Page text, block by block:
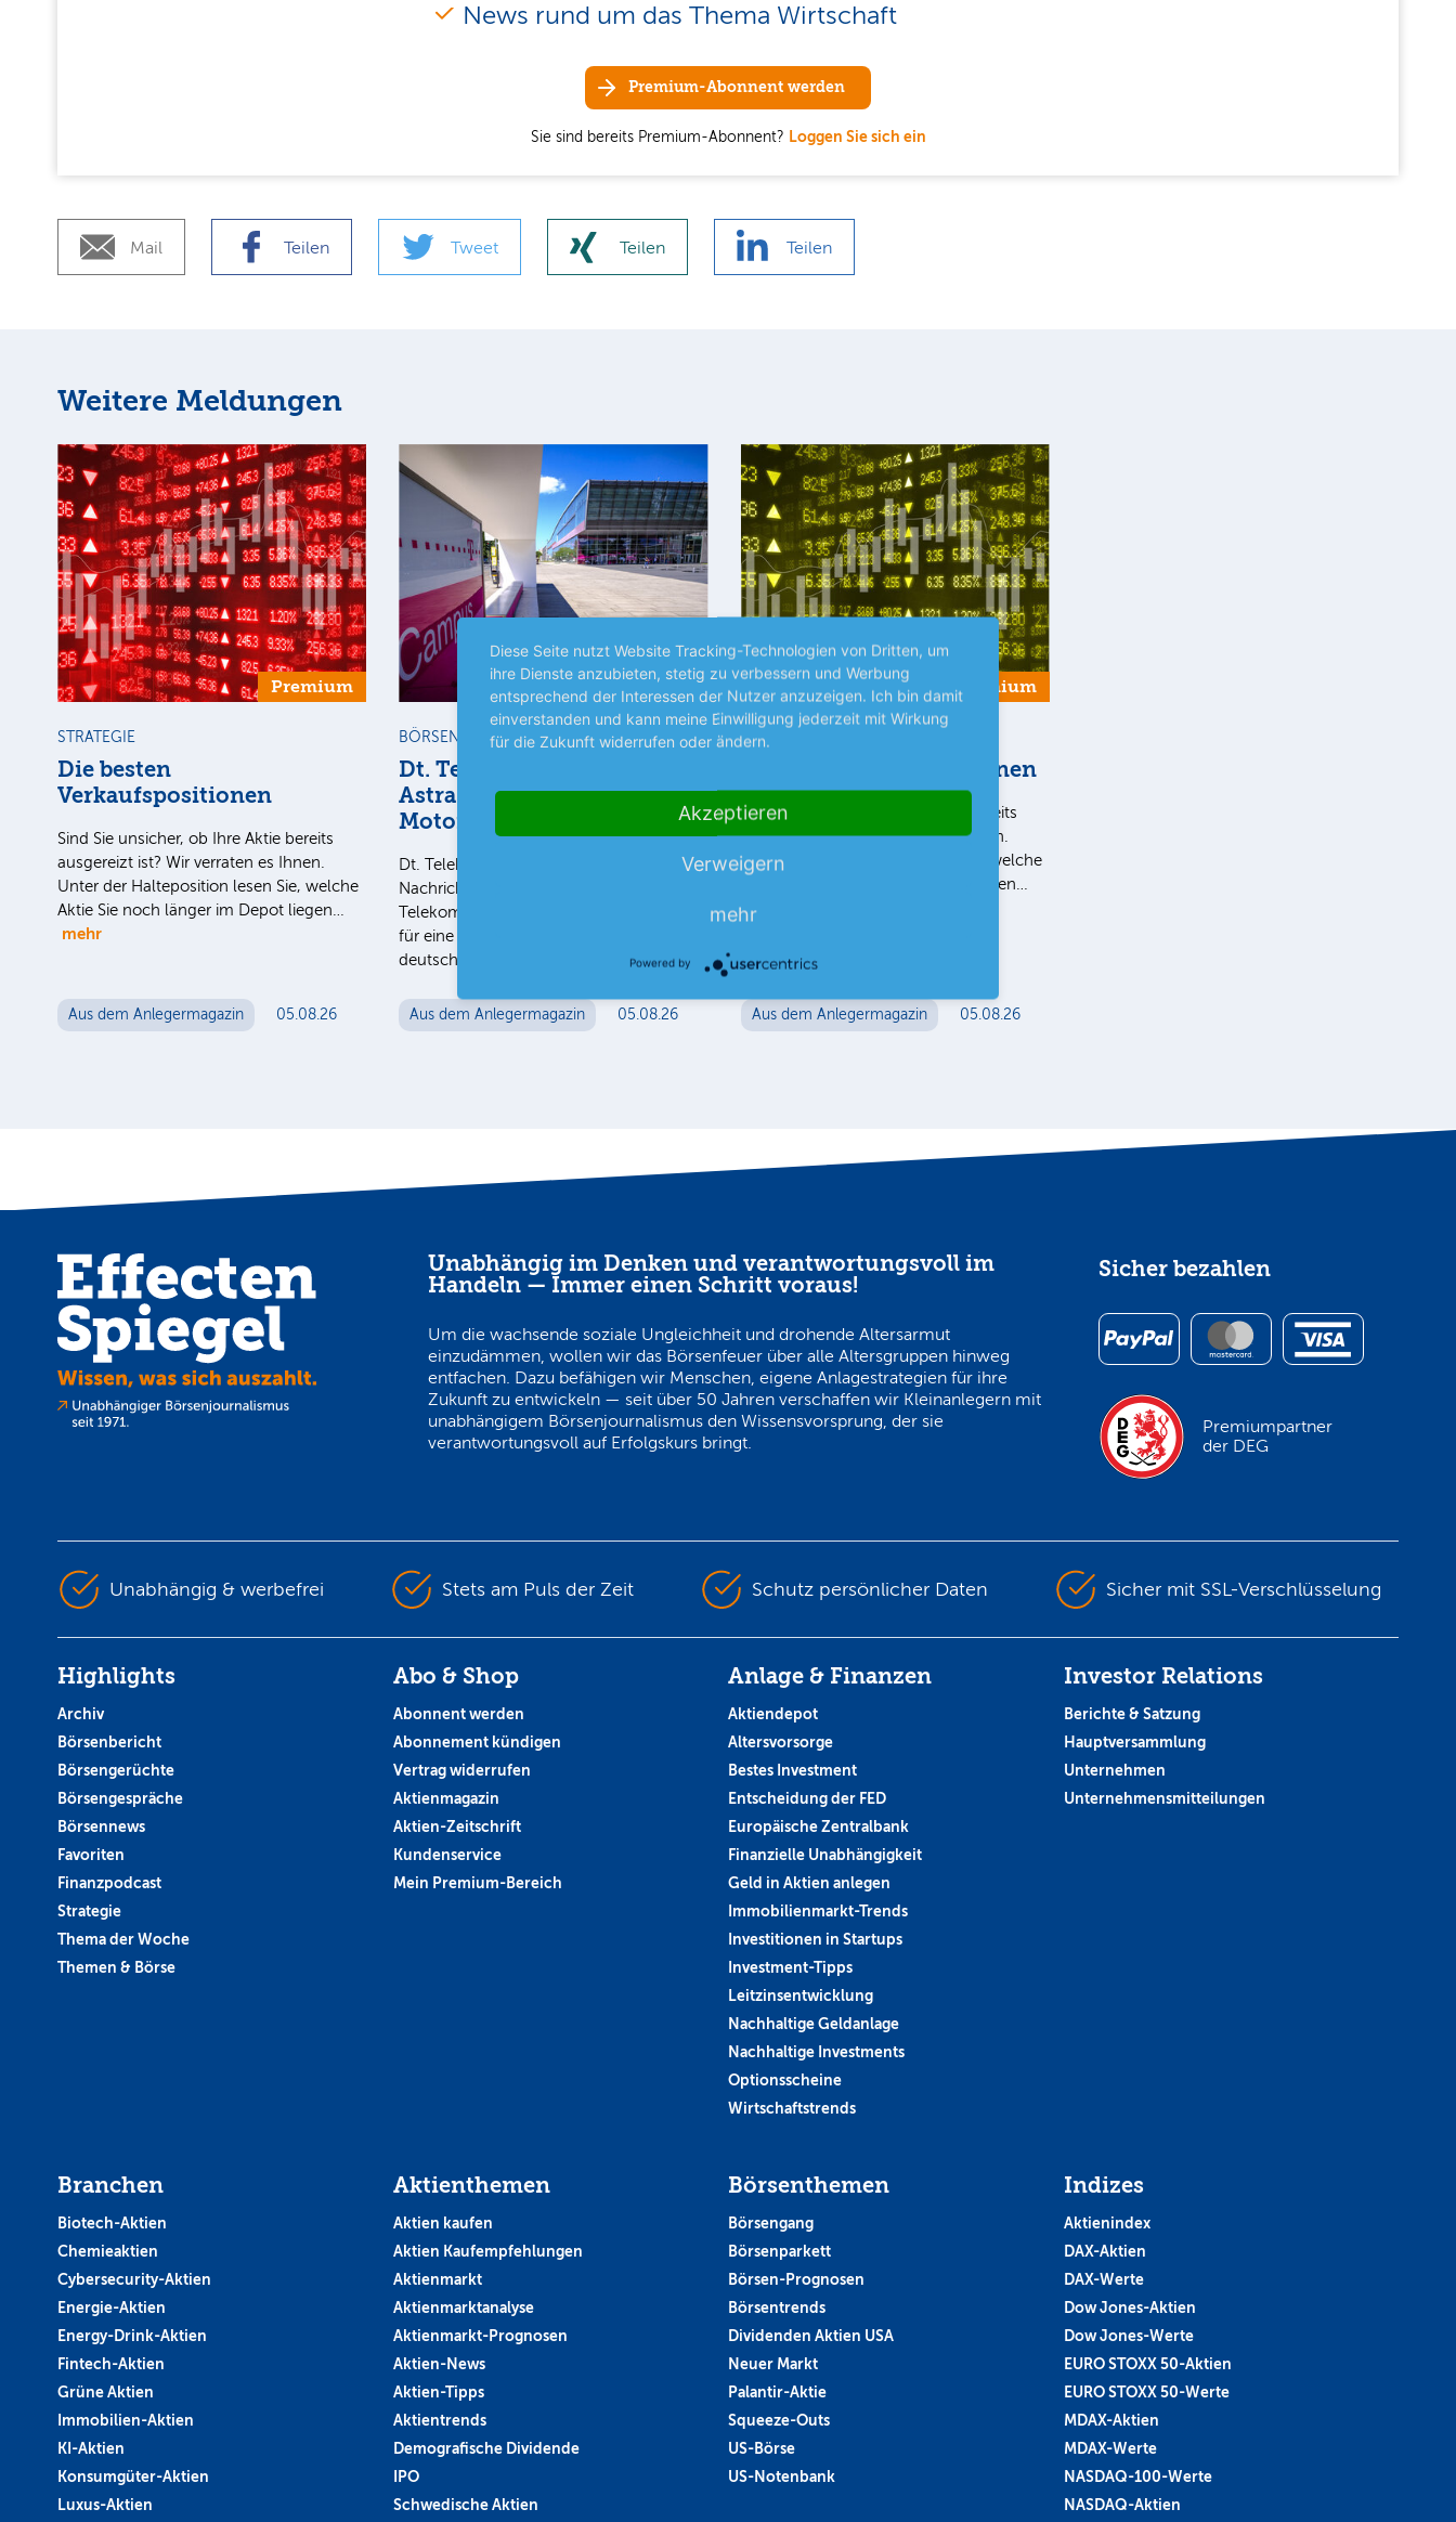
News rund um das Thema Wirtschaft
Premium-Abonnent werden
Sie sind bereits Premium-Abonnent? Loggen Sie sich ein
Mail Teilen Tweet Teilen Teilen
Weitere Meldungen
Premium
STRATEGIE
Die besten
Verkaufspositionen
Sind Sie unsicher, ob Ihre Aktie bereits
ausgereizt ist? Wir verraten es Ihnen.
Unter der Halteposition lesen Sie, welche
Aktie Sie noch länger im Depot liegen…
mehr
Aus dem Anlegermagazin 05.08.26
Premium
BÖRSENGERÜCHTE
Dt. Telekom +++
AstraZeneca +++ Steyr
Motors
Dt. Telekom Laut dem US-
Nachrichtenportals Semafor, soll die US-
Telekom-Tochter T-Mobile US die Pläne
für eine mögliche Fusion mit der
deutschen Mutter nicht…
mehr
Aus dem Anlegermagazin 05.08.26
Premium
STRATEGIE
Die besten Haltepositionen
Sind Sie unsicher, ob Ihre Aktie bereits
ausgereizt ist? Wir verraten es Ihnen.
Unter der Halteposition lesen Sie, welche
Aktie Sie noch länger im Depot liegen…
mehr
Aus dem Anlegermagazin 05.08.26
Unabhängig im Denken und verantwortungsvoll im
Handeln — Immer einen Schritt voraus!
Um die wachsende soziale Ungleichheit und drohende Altersarmut
einzudämmen, wollen wir das Börsenfeuer über alle Altersgruppen hinweg
entfachen. Dazu befähigen wir Menschen, eigene Anlagestrategien für ihre
Zukunft zu entwickeln — seit über 50 Jahren verschaffen wir Kleinanlegern mit
unabhängigem Börsenjournalismus den Wissensvorsprung, der sie
verantwortungsvoll auf Erfolgskurs bringt.
Sicher bezahlen
Premiumpartner
der DEG
Unabhängig & werbefrei Stets am Puls der Zeit Schutz persönlicher Daten Sicher mit SSL-Verschlüsselung
Highlights
Archiv
Börsenbericht
Börsengerüchte
Börsengespräche
Börsennews
Favoriten
Finanzpodcast
Strategie
Thema der Woche
Themen & Börse
Abo & Shop
Abonnent werden
Abonnement kündigen
Vertrag widerrufen
Aktienmagazin
Aktien-Zeitschrift
Kundenservice
Mein Premium-Bereich
Anlage & Finanzen
Aktiendepot
Altersvorsorge
Bestes Investment
Entscheidung der FED
Europäische Zentralbank
Finanzielle Unabhängigkeit
Geld in Aktien anlegen
Immobilienmarkt-Trends
Investitionen in Startups
Investment-Tipps
Leitzinsentwicklung
Nachhaltige Geldanlage
Nachhaltige Investments
Optionsscheine
Wirtschaftstrends
Investor Relations
Berichte & Satzung
Hauptversammlung
Unternehmen
Unternehmensmitteilungen
Branchen
Biotech-Aktien
Chemieaktien
Cybersecurity-Aktien
Energie-Aktien
Energy-Drink-Aktien
Fintech-Aktien
Grüne Aktien
Immobilien-Aktien
KI-Aktien
Konsumgüter-Aktien
Luxus-Aktien
Aktienthemen
Aktien kaufen
Aktien Kaufempfehlungen
Aktienmarkt
Aktienmarktanalyse
Aktienmarkt-Prognosen
Aktien-News
Aktien-Tipps
Aktientrends
Demografische Dividende
IPO
Schwedische Aktien
Börsenthemen
Börsengang
Börsenparkett
Börsen-Prognosen
Börsentrends
Dividenden Aktien USA
Neuer Markt
Palantir-Aktie
Squeeze-Outs
US-Börse
US-Notenbank
Indizes
Aktienindex
DAX-Aktien
DAX-Werte
Dow Jones-Aktien
Dow Jones-Werte
EURO STOXX 50-Aktien
EURO STOXX 50-Werte
MDAX-Aktien
MDAX-Werte
NASDAQ-100-Werte
NASDAQ-Aktien
Diese Seite nutzt Website Tracking-Technologien von Dritten, um
ihre Dienste anzubieten, stetig zu verbessern und Werbung
entsprechend der Interessen der Nutzer anzuzeigen. Ich bin damit
einverstanden und kann meine Einwilligung jederzeit mit Wirkung
für die Zukunft widerrufen oder ändern.
Akzeptieren
Verweigern
mehr
Powered by